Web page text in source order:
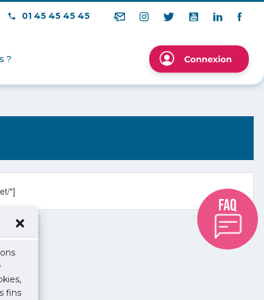
fins
01 45 45 45 45
?
"]